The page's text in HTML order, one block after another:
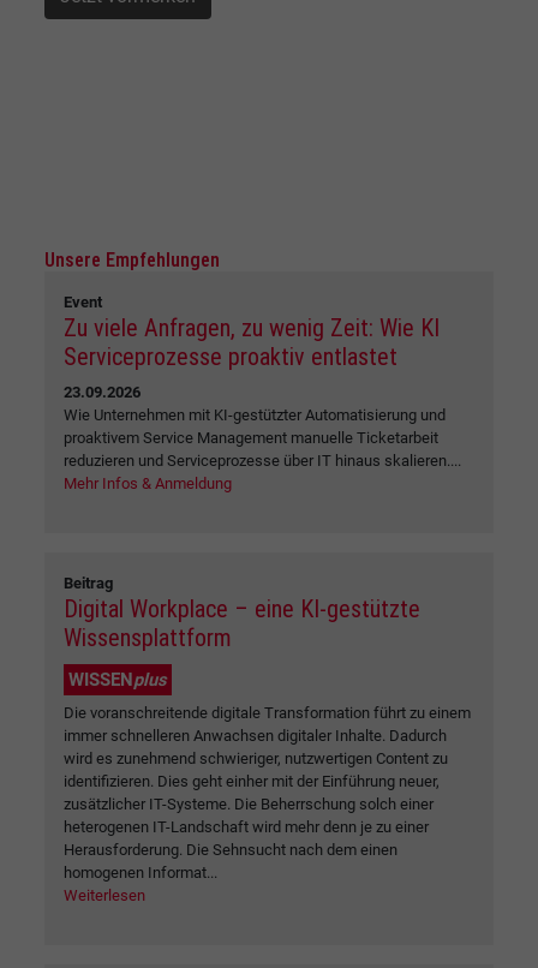
Unsere Empfehlungen
Event
Zu viele Anfragen, zu wenig Zeit: Wie KI
Serviceprozesse proaktiv entlastet
23.09.2026
Wie Unternehmen mit KI-gestützter Automatisierung und
proaktivem Service Management manuelle Ticketarbeit
reduzieren und Serviceprozesse über IT hinaus skalieren....
Mehr Infos & Anmeldung
Beitrag
Digital Workplace – eine KI-gestützte
Wissensplattform
WISSENplus
Die voranschreitende digitale Transformation führt zu einem
immer schnelleren Anwachsen digitaler Inhalte. Dadurch
wird es zunehmend schwieriger, nutzwertigen Content zu
identifizieren. Dies geht einher mit der Einführung neuer,
zusätzlicher IT-Systeme. Die Beherrschung solch einer
heterogenen IT-Landschaft wird mehr denn je zu einer
Herausforderung. Die Sehnsucht nach dem einen
homogenen Informat...
Weiterlesen